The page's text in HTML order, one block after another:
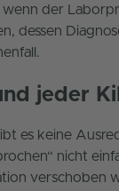
wenn der
dessen
jeder
es keine
nicht
verschoben